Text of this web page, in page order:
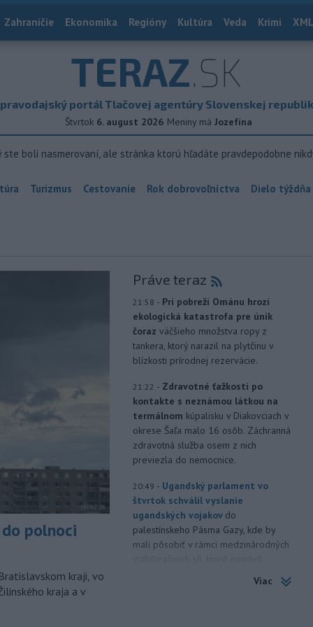
Zahraničie Ekonomika Regióny Kultúra Veda Krimi
TERAZ.SK
portál Tlačovej agentúry Slovenskej
Štvrtok 6. august 2026 Meniny má Jozefína
ste boli nasmerovaní, ale stránka ktorú hľadáte pravdepodobne
Turizmus Cestovanie Rok dobrovoľníctva Dielo týždňa
do polnoci
kraji, vo
kraja a v
Práve teraz
21:58 - Pri pobreží Ománu hrozí
ekologická katastrofa pre únik
čoraz väčšieho množstva ropy z
tankera, ktorý narazil na plytčinu v
blízkosti prírodnej rezervácie.
21:22 - Zdravotné ťažkosti po
kontakte s neznámou látkou na
termálnom kúpalisku v Diakovciach v
okrese Šaľa malo 16 osôb. Záchranná
zdravotná služba osem z nich
previezla do nemocnice.
20:49 - Ugandský parlament vo
štvrtok schválil vyslanie
ugandských vojakov do
palestínskeho Pásma Gazy, kde by
mali pôsobiť v rámci medzinárodných
Viac